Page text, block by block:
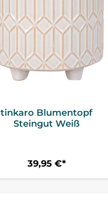
tinkaro Blumentopf
Steingut Weiß
39,95 €*